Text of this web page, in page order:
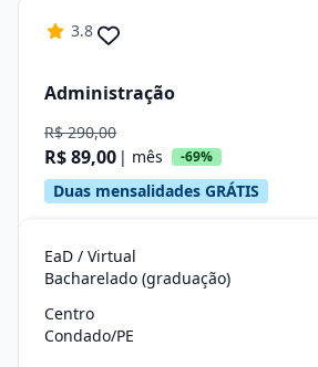
3.8
Administração
R$ 290,00
R$ 89,00 | mês -69%
Duas mensalidades GRÁTIS
EaD / Virtual
Bacharelado (graduação)
Centro
Condado/PE